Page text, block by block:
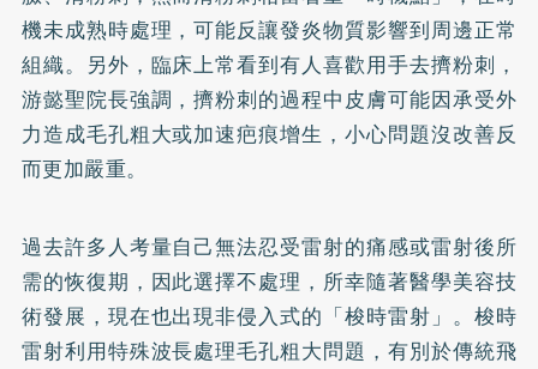
機未成熟時處理，可能反讓發炎物質影響到周邊正常
組織。另外，臨床上常看到有人喜歡用手去擠粉刺，
游懿聖院長強調，擠粉刺的過程中皮膚可能因承受外
力造成毛孔粗大或加速疤痕增生，小心問題沒改善反
而更加嚴重。
過去許多人考量自己無法忍受雷射的痛感或雷射後所
需的恢復期，因此選擇不處理，所幸隨著醫學美容技
術發展，現在也出現非侵入式的「梭時雷射」。梭時
雷射利用特殊波長處理毛孔粗大問題，有別於傳統飛